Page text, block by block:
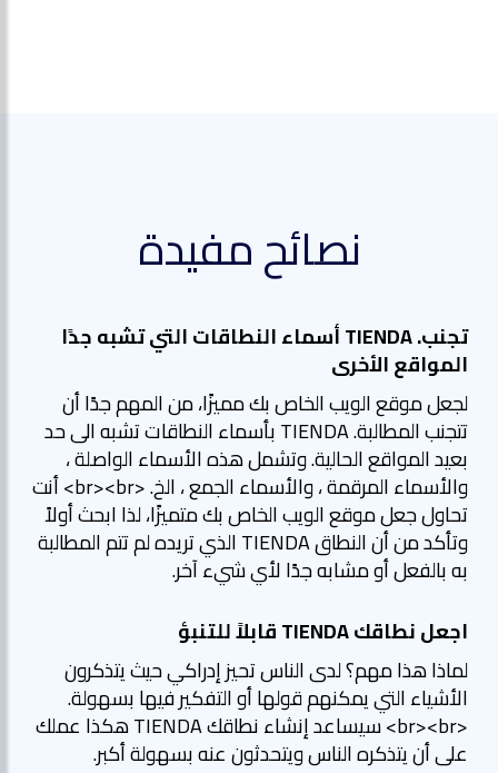
نصائح مفيدة
تجنب. TIENDA أسماء النطاقات التي تشبه جدًا
المواقع الأخرى
لجعل موقع الويب الخاص بك مميزًا، من المهم جدًا أن
تتجنب المطالبة. TIENDA بأسماء النطاقات تشبه الى حد
بعيد المواقع الحالية. وتشمل هذه الأسماء الواصلة ،
والأسماء المرقمة ، والأسماء الجمع ، الخ. <br><br> أنت
تحاول جعل موقع الويب الخاص بك متميزًا، لذا ابحث أولاً
وتأكد من أن النطاق TIENDA الذي تريده لم تتم المطالبة
به بالفعل أو مشابه جدًا لأي شيء آخر.
اجعل نطاقك TIENDA قابلاً للتنبؤ
لماذا هذا مهم؟ لدى الناس تحيز إدراكي حيث يتذكرون
الأشياء التي يمكنهم قولها أو التفكير فيها بسهولة.
<br><br> سيساعد إنشاء نطاقك TIENDA هكذا عملك
على أن يتذكره الناس ويتحدثون عنه بسهولة أكبر.